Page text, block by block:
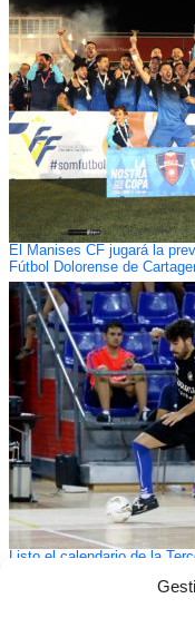
El Manises CF jugará la
Fútbol Dolorense de
Listo el calendario de la